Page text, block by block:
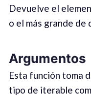
Devuelve el
o el más grande de
Argumentos
Esta función toma
tipo de iterable